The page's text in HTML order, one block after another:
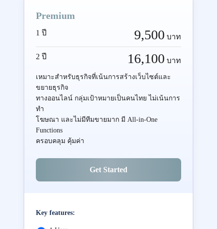
Premium
1 ปี 9,500 บาท
2 ปี 16,100 บาท
เหมาะสำหรับธุรกิจที่เน้นการสร้างเว็บไซต์และ
ขยายธุรกิจ
ทางออนไลน์ กลุ่มเป้าหมายเป็นคนไทย ไม่เน้นการ
ทำ
โฆษณา และไม่มีทีมขายมาก มี All-in-One
Functions
ครอบคลุม คุ้มค่า
Get Started
Key features: